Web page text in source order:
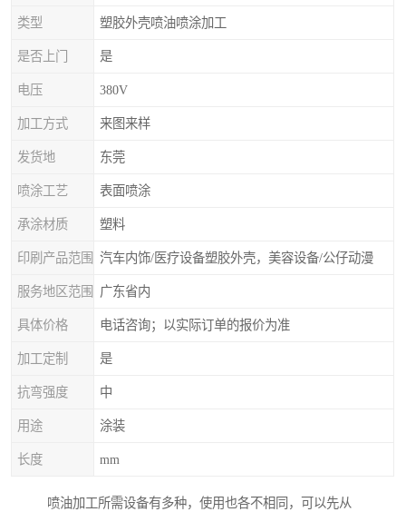
类型 塑胶外壳喷油喷涂加工
是否上门 是
电压 380V
加工方式 来图来样
发货地 东莞
喷涂工艺 表面喷涂
承涂材质 塑料
印刷产品范围 汽车内饰/医疗设备塑胶外壳，美容设备/公仔动漫
服务地区范围 广东省内
具体价格 电话咨询；以实际订单的报价为准
加工定制 是
抗弯强度 中
用途 涂装
长度 mm
喷油加工所需设备有多种，使用也各不相同，可以先从